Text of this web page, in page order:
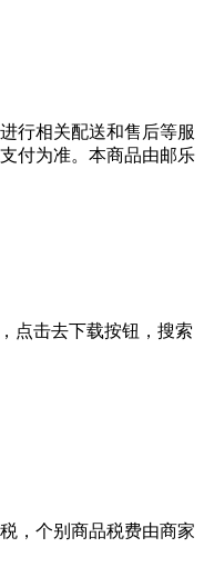
行相关配送和售后等服
付为准。本商品由邮乐
点击去下载按钮，搜索
，个别商品税费由商家